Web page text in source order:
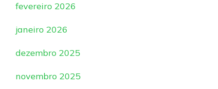
fevereiro 2026
janeiro 2026
dezembro 2025
novembro 2025